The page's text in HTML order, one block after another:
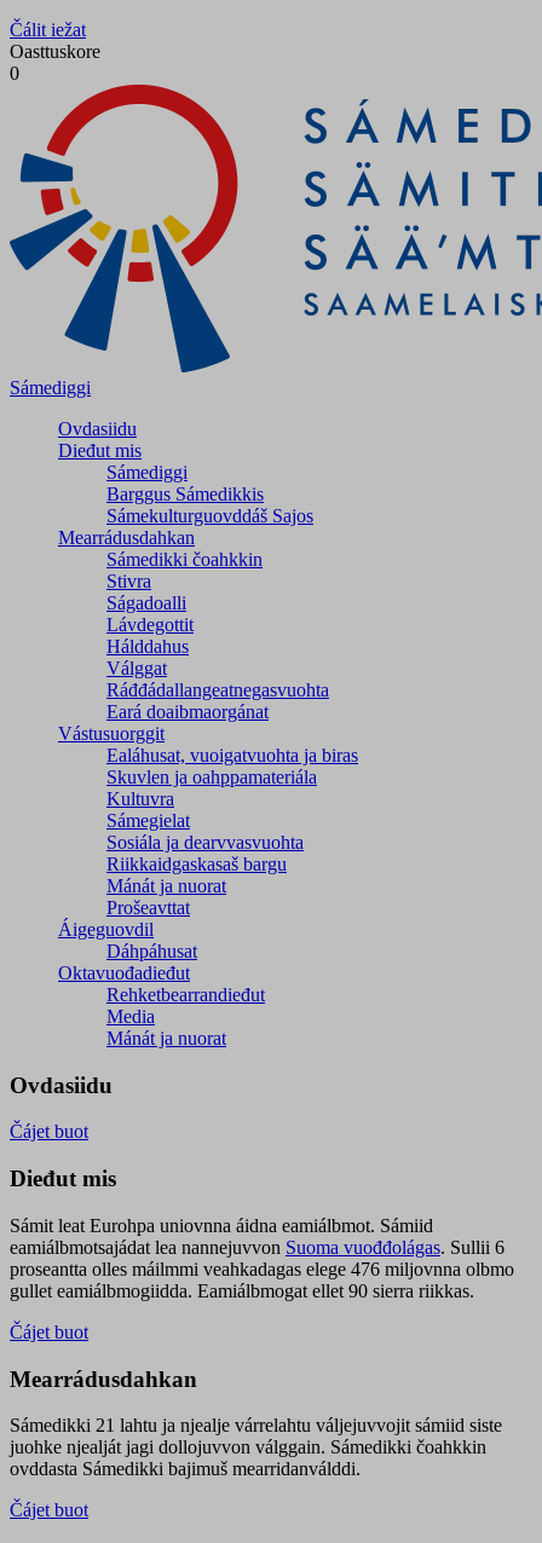
Čálit iežat
Oasttuskore
0
Sámediggi
Ovdasiidu
Dieđut mis
Sámediggi
Barggus Sámedikkis
Sámekulturguovddáš Sajos
Mearrádusdahkan
Sámedikki čoahkkin
Stivra
Ságadoalli
Lávdegottit
Hálddahus
Válggat
Ráđđádallangeatnegas­vuohta
Eará doaibmaorgánat
Vástusuorggit
Ealáhusat, vuoigatvuohta ja biras
Skuvlen ja oahppamateriála
Kultuvra
Sámegielat
Sosiála ja dearvvasvuohta
Riikkaidgaskasaš bargu
Mánát ja nuorat
Prošeavttat
Áigeguovdil
Dáhpáhusat
Oktavuođadieđut
Rehketbearrandieđut
Media
Mánát ja nuorat
Ovdasiidu
Čájet buot
Dieđut mis
Sámit leat Eurohpa uniovnna áidna eamiálbmot. Sámiid
eamiálbmotsajádat lea nannejuvvon Suoma vuođđolágas. Sullii 6
proseantta olles máilmmi veahkadagas elege 476 miljovnna olbmo
gullet eamiálbmogiidda. Eamiálbmogat ellet 90 sierra riikkas.
Čájet buot
Mearrádusdahkan
Sámedikki 21 lahtu ja njealje várrelahtu váljejuvvojit sámiid siste
juohke njealját jagi dollojuvvon válggain. Sámedikki čoahkkin
ovddasta Sámedikki bajimuš mearridanválddi.
Čájet buot